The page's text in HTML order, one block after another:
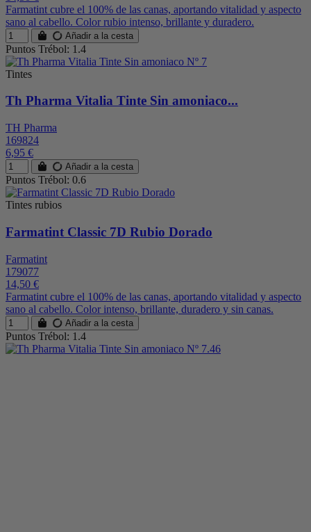
Farmatint cubre el 100% de las canas, aportando vitalidad y aspecto
sano al cabello. Color rubio intenso, brillante y duradero.
Añadir a la cesta
Puntos Trébol: 1.4
Tintes
Th Pharma Vitalia Tinte Sin amoniaco...
TH Pharma
169824
6,95 €
Añadir a la cesta
Puntos Trébol: 0.6
Tintes rubios
Farmatint Classic 7D Rubio Dorado
Farmatint
179077
14,50 €
Farmatint cubre el 100% de las canas, aportando vitalidad y aspecto
sano al cabello. Color intenso, brillante, duradero y sin canas.
Añadir a la cesta
Puntos Trébol: 1.4